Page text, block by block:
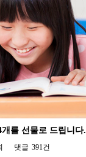
를 선물로 드립니다.
댓글 391건